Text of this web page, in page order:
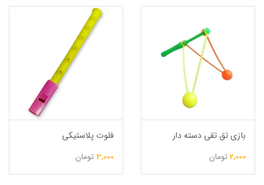
بازی تق تقی دسته دار
2,000تومان
فلوت پلاستیکی
3,000 تومان